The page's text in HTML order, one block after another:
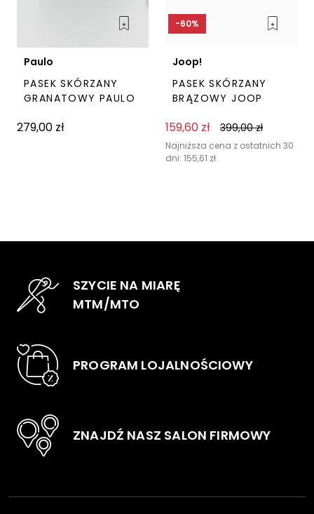
Paulo
PASEK SKÓRZANY
GRANATOWY PAULO
279,00 zł
produkt
stronie
-60%
Joop!
PASEK SKÓRZANY
BRĄZOWY JOOP
159,60 zł 399,00zł
Najniższa cena z ostatnich 30
dni: 155,61 zł
SZYCIE NA MIARĘ
MTM/MTO
PROGRAM LOJALNOŚCIOWY
ZNAJDŹ NASZ SALON FIRMOWY